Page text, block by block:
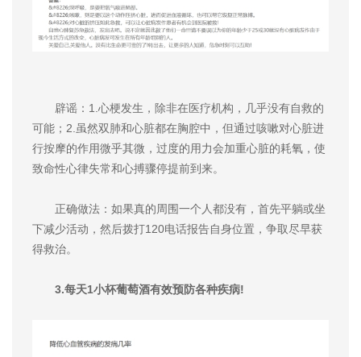
辟谣：1.心梗发生，除非在医疗机构，几乎没有自救的
可能；2.虽然双肺和心脏都在胸腔中，但通过咳嗽对心脏进
行按摩的作用微乎其微，过度的用力会加重心脏的耗氧，使
致命性心律失常和心搏骤停提前到来。
正确做法：如果真的周围一个人都没有，首先平躺或坐
下减少活动，然后拨打120电话报告自身位置，争取尽早获
得救治。
3.每天1小杯葡萄酒有效预防各种疾病!